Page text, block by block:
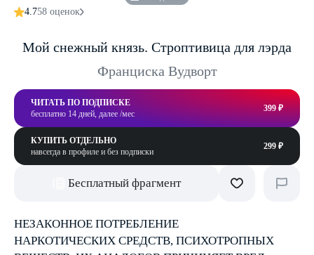
4.758 оценок
Мой снежный князь. Строптивица для лэрда
Франциска Вудворт
ЧИТАТЬ ПО ПОДПИСКЕ
бесплатно 14 дней, далее /мес
399 ₽
КУПИТЬ ОТДЕЛЬНО
навсегда в профиле и без подписки
299 ₽
Бесплатный фрагмент
НЕЗАКОННОЕ ПОТРЕБЛЕНИЕ
НАРКОТИЧЕСКИХ СРЕДСТВ, ПСИХОТРОПНЫХ